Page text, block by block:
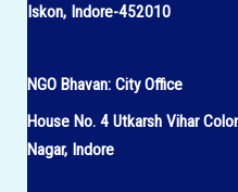
Iskon, Indore-452010
NGO Bhavan: City Office
House No. 4 Utkarsh Vihar
Nagar, Indore